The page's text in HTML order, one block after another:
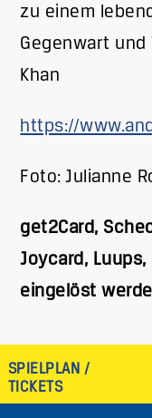
zu einem
Gegenwart und
Khan
https://
Foto: Julianne
get2Card,
Joycard,
eingelöst
SPIELPLAN /
TICKETS